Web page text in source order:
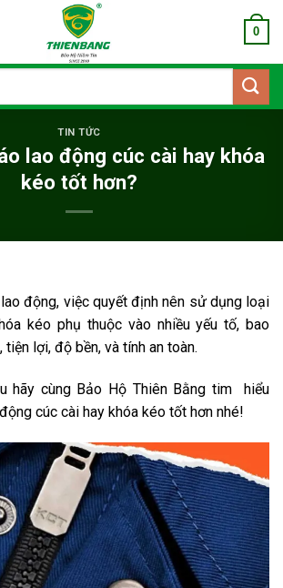
0
TIN TỨC
lao động cúc cài hay khóa
kéo tốt hơn?
động, việc quyết định nên sử dụng loại
kéo phụ thuộc vào nhiều yếu tố, bao
lợi, độ bền, và tính an toàn.
hãy cùng Bảo Hộ Thiên Bằng tim hiểu
cúc cài hay khóa kéo tốt hơn nhé!